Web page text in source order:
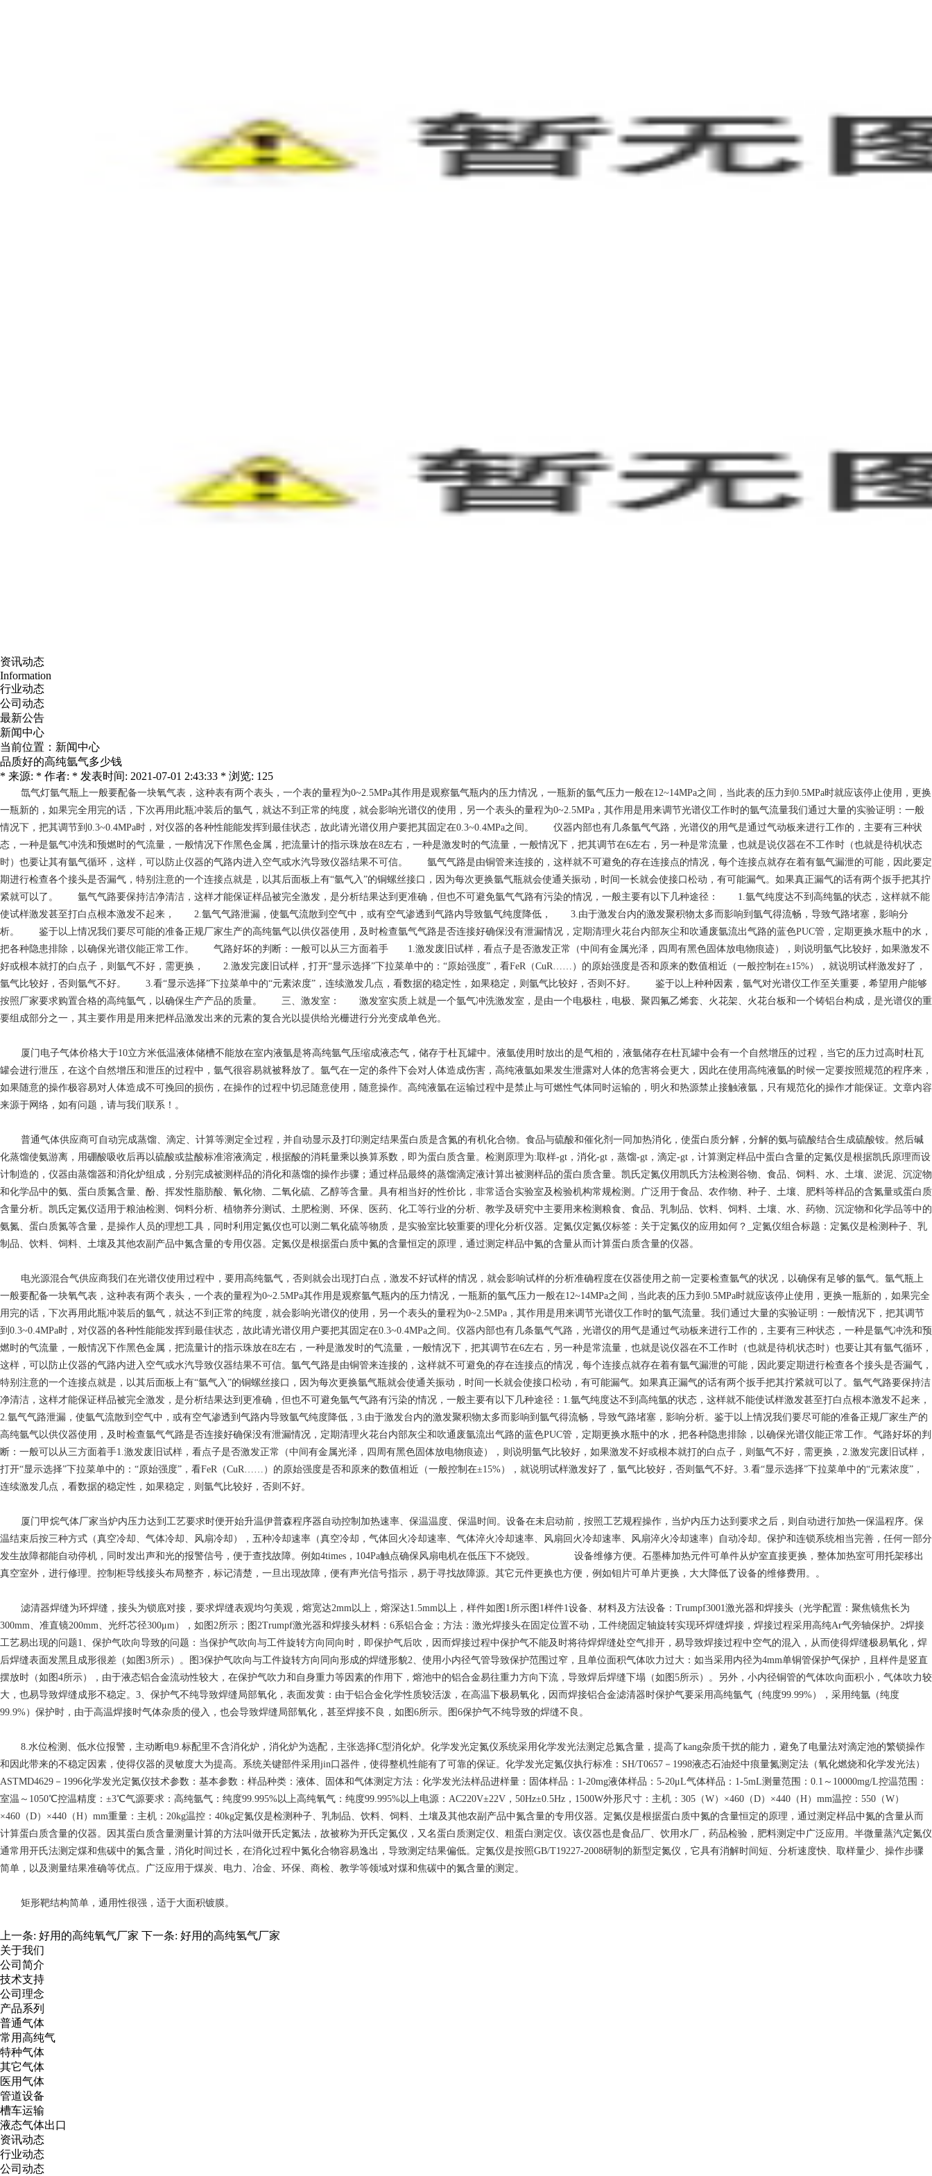
资讯动态
Information
行业动态
公司动态
最新公告
新闻中心
当前位置： 新闻中心
品质好的高纯氩气多少钱
* 来源: * 作者: * 发表时间: 2021-07-01 2:43:33 * 浏览: 125
氙气灯氩气瓶上一般要配备一块氧气表，这种表有两个表头，一个表的量程为0~2.5MPa其作用是观察氩气瓶内的压力情况，一瓶新的氩气压力一般在12~14MPa之间，当此表的压力到0.5MPa时就应该停止使用，更换
一瓶新的，如果完全用完的话，下次再用此瓶冲装后的氩气，就达不到正常的纯度，就会影响光谱仪的使用，另一个表头的量程为0~2.5MPa，其作用是用来调节光谱仪工作时的氩气流量我们通过大量的实验证明：一般
情况下，把其调节到0.3~0.4MPa时，对仪器的各种性能能发挥到最佳状态，故此请光谱仪用户要把其固定在0.3~0.4MPa之间。 仪器内部也有几条氩气气路，光谱仪的用气是通过气动板来进行工作的，主要有三种状
态，一种是氩气冲洗和预燃时的气流量，一般情况下作黑色金属，把流量计的指示珠放在8左右，一种是激发时的气流量，一般情况下，把其调节在6左右，另一种是常流量，也就是说仪器在不工作时（也就是待机状态
时）也要让其有氩气循环，这样，可以防止仪器的气路内进入空气或水汽导致仪器结果不可信。 氩气气路是由铜管来连接的，这样就不可避免的存在连接点的情况，每个连接点就存在着有氩气漏泄的可能，因此要定
期进行检查各个接头是否漏气，特别注意的一个连接点就是，以其后面板上有“氩气入”的铜螺丝接口，因为每次更换氩气瓶就会使通关振动，时间一长就会使接口松动，有可能漏气。如果真正漏气的话有两个扳手把其拧
紧就可以了。 氩气气路要保持洁净清洁，这样才能保证样品被完全激发，是分析结果达到更准确，但也不可避免氩气气路有污染的情况，一般主要有以下几种途径： 1.氩气纯度达不到高纯氩的状态，这样就不能
使试样激发甚至打白点根本激发不起来， 2.氩气气路泄漏，使氩气流散到空气中，或有空气渗透到气路内导致氩气纯度降低， 3.由于激发台内的激发聚积物太多而影响到氩气得流畅，导致气路堵塞，影响分
析。 鉴于以上情况我们要尽可能的准备正规厂家生产的高纯氩气以供仪器使用，及时检查氩气气路是否连接好确保没有泄漏情况，定期清理火花台内部灰尘和吹通废氩流出气路的蓝色PUC管，定期更换水瓶中的水，
把各种隐患排除，以确保光谱仪能正常工作。 气路好坏的判断：一般可以从三方面着手 1.激发废旧试样，看点子是否激发正常（中间有金属光泽，四周有黑色固体放电物痕迹），则说明氩气比较好，如果激发不
好或根本就打的白点子，则氩气不好，需更换， 2.激发完废旧试样，打开“显示选择”下拉菜单中的：“原始强度”，看FeR（CuR……）的原始强度是否和原来的数值相近（一般控制在±15%），就说明试样激发好了，
氩气比较好，否则氩气不好。 3.看“显示选择”下拉菜单中的“元素浓度”，连续激发几点，看数据的稳定性，如果稳定，则氩气比较好，否则不好。 鉴于以上种种因素，氩气对光谱仪工作至关重要，希望用户能够
按照厂家要求购置合格的高纯氩气，以确保生产产品的质量。 三、激发室： 激发室实质上就是一个氩气冲洗激发室，是由一个电极柱，电极、聚四氟乙烯套、火花架、火花台板和一个铸铝台构成，是光谱仪的重
要组成部分之一，其主要作用是用来把样品激发出来的元素的复合光以提供给光栅进行分光变成单色光。
厦门电子气体价格大于10立方米低温液体储槽不能放在室内液氩是将高纯氩气压缩成液态气，储存于杜瓦罐中。液氩使用时放出的是气相的，液氩储存在杜瓦罐中会有一个自然增压的过程，当它的压力过高时杜瓦
罐会进行泄压，在这个自然增压和泄压的过程中，氩气很容易就被释放了。氩气在一定的条件下会对人体造成伤害，高纯液氩如果发生泄露对人体的危害将会更大，因此在使用高纯液氩的时候一定要按照规范的程序来，
如果随意的操作极容易对人体造成不可挽回的损伤，在操作的过程中切忌随意使用，随意操作。高纯液氩在运输过程中是禁止与可燃性气体同时运输的，明火和热源禁止接触液氩，只有规范化的操作才能保证。文章内容
来源于网络，如有问题，请与我们联系！。
普通气体供应商可自动完成蒸馏、滴定、计算等测定全过程，并自动显示及打印测定结果蛋白质是含氮的有机化合物。食品与硫酸和催化剂一同加热消化，使蛋白质分解，分解的氨与硫酸结合生成硫酸铵。然后碱
化蒸馏使氨游离，用硼酸吸收后再以硫酸或盐酸标准溶液滴定，根据酸的消耗量乘以换算系数，即为蛋白质含量。检测原理为:取样-gt，消化-gt，蒸馏-gt，滴定-gt，计算测定样品中蛋白含量的定氮仪是根据凯氏原理而设
计制造的，仪器由蒸馏器和消化炉组成，分别完成被测样品的消化和蒸馏的操作步骤；通过样品最终的蒸馏滴定液计算出被测样品的蛋白质含量。凯氏定氮仪用凯氏方法检测谷物、食品、饲料、水、土壤、淤泥、沉淀物
和化学品中的氨、蛋白质氮含量、酚、挥发性脂肪酸、氰化物、二氧化硫、乙醇等含量。具有相当好的性价比，非常适合实验室及检验机构常规检测。广泛用于食品、农作物、种子、土壤、肥料等样品的含氮量或蛋白质
含量分析。凯氏定氮仪适用于粮油检测、饲料分析、植物养分测试、土肥检测、环保、医药、化工等行业的分析、教学及研究中主要用来检测粮食、食品、乳制品、饮料、饲料、土壤、水、药物、沉淀物和化学品等中的
氨氮、蛋白质氮等含量，是操作人员的理想工具，同时利用定氮仪也可以测二氧化硫等物质，是实验室比较重要的理化分析仪器。定氮仪定氮仪标签：关于定氮仪的应用如何？_定氮仪组合标题：定氮仪是检测种子、乳
制品、饮料、饲料、土壤及其他农副产品中氮含量的专用仪器。定氮仪是根据蛋白质中氮的含量恒定的原理，通过测定样品中氮的含量从而计算蛋白质含量的仪器。
电光源混合气供应商我们在光谱仪使用过程中，要用高纯氩气，否则就会出现打白点，激发不好试样的情况，就会影响试样的分析准确程度在仪器使用之前一定要检查氩气的状况，以确保有足够的氩气。氩气瓶上
一般要配备一块氧气表，这种表有两个表头，一个表的量程为0~2.5MPa其作用是观察氩气瓶内的压力情况，一瓶新的氩气压力一般在12~14MPa之间，当此表的压力到0.5MPa时就应该停止使用，更换一瓶新的，如果完全
用完的话，下次再用此瓶冲装后的氩气，就达不到正常的纯度，就会影响光谱仪的使用，另一个表头的量程为0~2.5MPa，其作用是用来调节光谱仪工作时的氩气流量。我们通过大量的实验证明：一般情况下，把其调节
到0.3~0.4MPa时，对仪器的各种性能能发挥到最佳状态，故此请光谱仪用户要把其固定在0.3~0.4MPa之间。仪器内部也有几条氩气气路，光谱仪的用气是通过气动板来进行工作的，主要有三种状态，一种是氩气冲洗和预
燃时的气流量，一般情况下作黑色金属，把流量计的指示珠放在8左右，一种是激发时的气流量，一般情况下，把其调节在6左右，另一种是常流量，也就是说仪器在不工作时（也就是待机状态时）也要让其有氩气循环，
这样，可以防止仪器的气路内进入空气或水汽导致仪器结果不可信。氩气气路是由铜管来连接的，这样就不可避免的存在连接点的情况，每个连接点就存在着有氩气漏泄的可能，因此要定期进行检查各个接头是否漏气，
特别注意的一个连接点就是，以其后面板上有“氩气入”的铜螺丝接口，因为每次更换氩气瓶就会使通关振动，时间一长就会使接口松动，有可能漏气。如果真正漏气的话有两个扳手把其拧紧就可以了。氩气气路要保持洁
净清洁，这样才能保证样品被完全激发，是分析结果达到更准确，但也不可避免氩气气路有污染的情况，一般主要有以下几种途径：1.氩气纯度达不到高纯氩的状态，这样就不能使试样激发甚至打白点根本激发不起来，
2.氩气气路泄漏，使氩气流散到空气中，或有空气渗透到气路内导致氩气纯度降低，3.由于激发台内的激发聚积物太多而影响到氩气得流畅，导致气路堵塞，影响分析。鉴于以上情况我们要尽可能的准备正规厂家生产的
高纯氩气以供仪器使用，及时检查氩气气路是否连接好确保没有泄漏情况，定期清理火花台内部灰尘和吹通废氩流出气路的蓝色PUC管，定期更换水瓶中的水，把各种隐患排除，以确保光谱仪能正常工作。气路好坏的判
断：一般可以从三方面着手1.激发废旧试样，看点子是否激发正常（中间有金属光泽，四周有黑色固体放电物痕迹），则说明氩气比较好，如果激发不好或根本就打的白点子，则氩气不好，需更换，2.激发完废旧试样，
打开“显示选择”下拉菜单中的：“原始强度”，看FeR（CuR……）的原始强度是否和原来的数值相近（一般控制在±15%），就说明试样激发好了，氩气比较好，否则氩气不好。3.看“显示选择”下拉菜单中的“元素浓度”，
连续激发几点，看数据的稳定性，如果稳定，则氩气比较好，否则不好。
厦门甲烷气体厂家当炉内压力达到工艺要求时便开始升温伊普森程序器自动控制加热速率、保温温度、保温时间。设备在未启动前，按照工艺规程操作，当炉内压力达到要求之后，则自动进行加热一保温程序。保
温结束后按三种方式（真空冷却、气体冷却、风扇冷却），五种冷却速率（真空冷却，气体回火冷却速率、气体淬火冷却速率、风扇回火冷却速率、风扇淬火冷却速率）自动冷却。保护和连锁系统相当完善，任何一部分
发生故障都能自动停机，同时发出声和光的报警信号，便于查找故障。例如4times，104Pa触点确保风扇电机在低压下不烧毁。 设备维修方便。石墨棒加热元件可单件从炉室直接更换，整体加热室可用托架移出
真空室外，进行修理。控制柜导线接头布局整齐，标记清楚，一旦出现故障，便有声光信号指示，易于寻找故障源。其它元件更换也方便，例如钼片可单片更换，大大降低了设备的维修费用。。
滤清器焊缝为环焊缝，接头为锁底对接，要求焊缝表观均匀美观，熔宽达2mm以上，熔深达1.5mm以上，样件如图1所示图1样件1设备、材料及方法设备：Trumpf3001激光器和焊接头（光学配置：聚焦镜焦长为
300mm、准直镜200mm、光纤芯径300μm），如图2所示；图2Trumpf激光器和焊接头材料：6系铝合金；方法：激光焊接头在固定位置不动，工件绕固定轴旋转实现环焊缝焊接，焊接过程采用高纯Ar气旁轴保护。2焊接
工艺易出现的问题1、保护气吹向导致的问题：当保护气吹向与工件旋转方向同向时，即保护气后吹，因而焊接过程中保护气不能及时将待焊焊缝处空气排开，易导致焊接过程中空气的混入，从而使得焊缝极易氧化，焊
后焊缝表面发黑且成形很差（如图3所示）。图3保护气吹向与工件旋转方向同向形成的焊缝形貌2、使用小内径气管导致保护范围过窄，且单位面积气体吹力过大：如当采用内径为4mm单铜管保护气保护，且样件是竖直
摆放时（如图4所示），由于液态铝合金流动性较大，在保护气吹力和自身重力等因素的作用下，熔池中的铝合金易往重力方向下流，导致焊后焊缝下塌（如图5所示）。另外，小内径铜管的气体吹向面积小，气体吹力较
大，也易导致焊缝成形不稳定。3、保护气不纯导致焊缝局部氧化，表面发黄：由于铝合金化学性质较活泼，在高温下极易氧化，因而焊接铝合金滤清器时保护气要采用高纯氩气（纯度99.99%），采用纯氩（纯度
99.9%）保护时，由于高温焊接时气体杂质的侵入，也会导致焊缝局部氧化，甚至焊接不良，如图6所示。图6保护气不纯导致的焊缝不良。
8.水位检测、低水位报警，主动断电9.标配里不含消化炉，消化炉为选配，主张选择C型消化炉。化学发光定氮仪系统采用化学发光法测定总氮含量，提高了kang杂质干扰的能力，避免了电量法对滴定池的繁锁操作
和因此带来的不稳定因素，使得仪器的灵敏度大为提高。系统关键部件采用jin口器件，使得整机性能有了可靠的保证。化学发光定氮仪执行标准：SH/T0657－1998液态石油烃中痕量氮测定法（氧化燃烧和化学发光法）
ASTMD4629－1996化学发光定氮仪技术参数：基本参数：样品种类：液体、固体和气体测定方法：化学发光法样品进样量：固体样品：1-20mg液体样品：5-20μL气体样品：1-5mL测量范围：0.1～10000mg/L控温范围：
室温～1050℃控温精度：±3℃气源要求：高纯氩气：纯度99.995%以上高纯氧气：纯度99.995%以上电源：AC220V±22V，50Hz±0.5Hz，1500W外形尺寸：主机：305（W）×460（D）×440（H）mm温控：550（W）
×460（D）×440（H）mm重量：主机：20kg温控：40kg定氮仪是检测种子、乳制品、饮料、饲料、土壤及其他农副产品中氮含量的专用仪器。定氮仪是根据蛋白质中氮的含量恒定的原理，通过测定样品中氮的含量从而
计算蛋白质含量的仪器。因其蛋白质含量测量计算的方法叫做开氏定氮法，故被称为开氏定氮仪，又名蛋白质测定仪、粗蛋白测定仪。该仪器也是食品厂、饮用水厂，药品检验，肥料测定中广泛应用。半微量蒸汽定氮仪
通常用开氏法测定煤和焦碳中的氮含量，消化时间过长，在消化过程中氮化合物容易逸出，导致测定结果偏低。定氮仪是按照GB/T19227-2008研制的新型定氮仪，它具有消解时间短、分析速度快、取样量少、操作步骤
简单，以及测量结果准确等优点。广泛应用于煤炭、电力、冶金、环保、商检、教学等领域对煤和焦碳中的氮含量的测定。
矩形靶结构简单，通用性很强，适于大面积镀膜。
上一条: 好用的高纯氧气厂家 下一条: 好用的高纯氢气厂家
关于我们
公司简介
技术支持
公司理念
产品系列
普通气体
常用高纯气
特种气体
其它气体
医用气体
管道设备
槽车运输
液态气体出口
资讯动态
行业动态
公司动态